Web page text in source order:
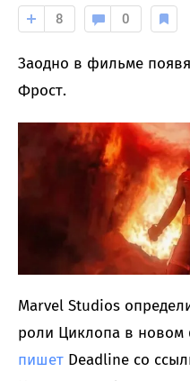
8 0
Заодно в фильме
Фрост.
Marvel Studios
роли Циклопа в
пишет Deadline со